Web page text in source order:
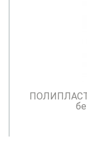
ПОЛИПЛАСТ